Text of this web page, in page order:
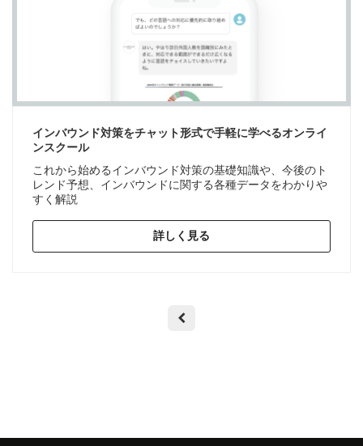
インバウンド対策をチャット形式で手軽に学べるオンライ
ンスクール
これから始めるインバウンド対策の基礎知識や、今後のト
レンド予想、インバウンドに関する各種データをわかりや
すく解説
詳しく見る